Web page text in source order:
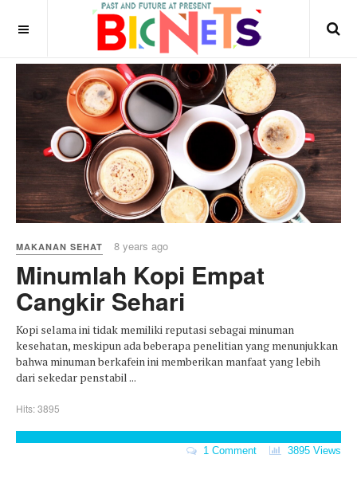
MAKANAN SEHAT 8 years ago
Minumlah Kopi Empat
Cangkir Sehari
Kopi selama ini tidak memiliki reputasi sebagai minuman
kesehatan, meskipun ada beberapa penelitian yang menunjukkan
bahwa minuman berkafein ini memberikan manfaat yang lebih
dari sekedar penstabil ...
Hits: 3895
1 Comment 3895 Views